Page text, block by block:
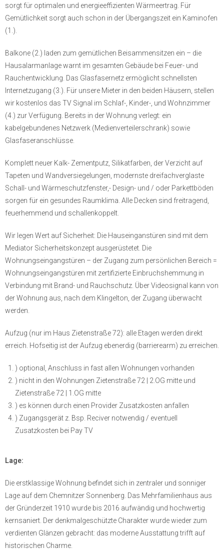
sorgt für optimalen und energieeffizienten Wärmeertrag. Für
Gemütlichkeit sorgt auch schon in der Übergangszeit ein Kaminofen
(1.).
Balkone (2.) laden zum gemütlichen Beisammensitzen ein – die
Hausalarmanlage warnt im gesamten Gebäude bei Feuer- und
Rauchentwicklung. Das Glasfasernetz ermöglicht schnellsten
Internetzugang (3.). Für unsere Mieter in den beiden Häusern, stellen
wir kostenlos das TV Signal im Schlaf-, Kinder-, und Wohnzimmer
(4.) zur Verfügung. Bereits in der Wohnung verlegt: ein
kabelgebundenes Netzwerk (Medienverteilerschrank) sowie
Glasfaseranschlüsse.
Komplett neuer Kalk- Zementputz, Silikatfarben, der Verzicht auf
Tapeten und Wandversiegelungen, modernste dreifachverglaste
Schall- und Wärmeschutzfenster,- Design- und / oder Parkettböden
sorgen für ein gesundes Raumklima. Alle Decken sind freitragend,
feuerhemmend und schallenkoppelt.
Wir legen Wert auf Sicherheit: Die Hauseinganstüren sind mit dem
Mediator Sicherheitskonzept ausgerüstetet. Die
Wohnungseingangstüren – der Zugang zum persönlichen Bereich =
Wohnungseingangstüren mit zertifizierte Einbruchshemmung in
Verbindung mit Brand- und Rauchschutz. Über Videosignal kann von
der Wohnung aus, nach dem Klingelton, der Zugang überwacht
werden.
Aufzug (nur im Haus Zietenstraße 72): alle Etagen werden direkt
erreich. Hofseitig ist der Aufzug ebenerdig (barrierearm) zu erreichen.
) optional, Anschluss in fast allen Wohnungen vorhanden
) nicht in den Wohnungen Zietenstraße 72 | 2.OG mitte und
Zietenstraße 72 | 1.OG mitte
) es können durch einen Provider Zusatzkosten anfallen
) Zugangsgerät z. Bsp. Reciver notwendig / eventuell
Zusatzkosten bei Pay TV
Lage:
Die erstklassige Wohnung befindet sich in zentraler und sonniger
Lage auf dem Chemnitzer Sonnenberg. Das Mehrfamilienhaus aus
der Gründerzeit 1910 wurde bis 2016 aufwändig und hochwertig
kernsaniert. Der denkmalgeschützte Charakter wurde wieder zum
verdienten Glänzen gebracht: das moderne Ausstattung trifft auf
historischen Charme.